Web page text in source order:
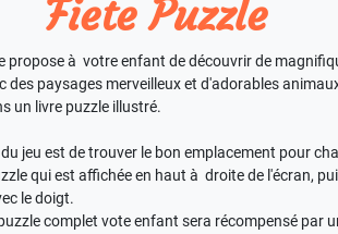
Fiete Puzzle
propose à votre enfant de découvrir de
des paysages merveilleux et d'adorables
un livre puzzle illustré.
jeu est de trouver le bon emplacement pour
qui est affichée en haut à droite de l'écran,
le doigt.
complet vote enfant sera récompensé par